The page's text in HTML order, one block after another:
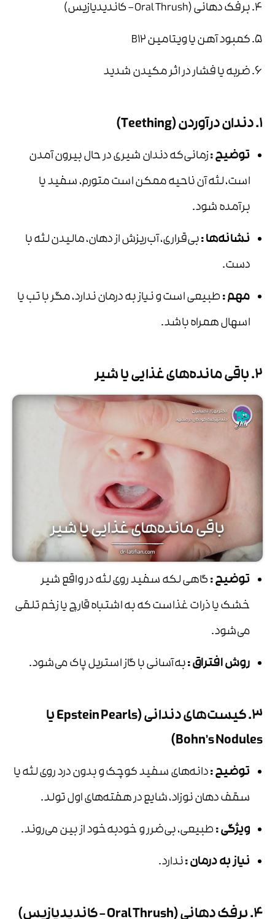
برفک دهانی (Oral Thrush – کاندیدیازیس)
کمبود آهن یا ویتامین B12
ضربه یا فشار در اثر مکیدن شدید
1. دندان درآوردن (Teething)
توضیح:زمانی‌که دندان شیری در حال بیرون آمدن
است، لثه آن ناحیه ممکن است متورم، سفید یا
برآمده شود.
نشانه‌ها:بی‌قراری، آب‌ریزش از دهان، مالیدن لثه با
دست.
مهم:طبیعی است و نیاز به درمان ندارد، مگر با تب یا
اسهال همراه باشد.
2. باقی مانده‌های غذایی یا شیر
توضیح:گاهی لکه سفید روی لثه در واقع شیر
خشک یا ذرات غذاست که به اشتباه قارچ یا زخم تلقی
می‌شود.
روش افتراق:به‌آسانی با گاز استریل پاک می‌شود.
3. کیست‌های دندانی (Epstein Pearls یا
Bohn’s Nodules)
توضیح:دانه‌های سفید کوچک و بدون درد روی لثه یا
سقف دهان نوزاد، شایع در هفته‌های اول تولد.
ویژگی:طبیعی، بی‌ضرر و خودبه‌خود از بین می‌روند.
نیاز به درمان:ندارد.
4. برفک دهانی (Oral Thrush – کاندیدیازیس)